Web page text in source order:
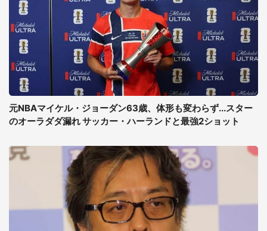
元NBAマイケル・ジョーダン63歳、体形も変わらず...スター
のオーラダダ漏れ サッカー・ハーランドと最強2ショット